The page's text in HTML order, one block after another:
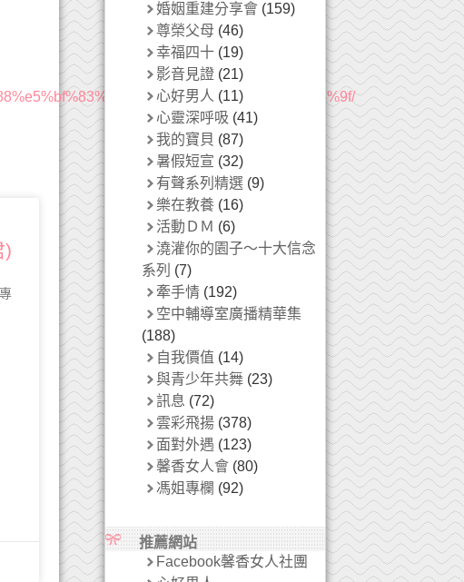
)
婚姻重建分享會(159)
尊榮父母 (46)
幸福四十(19)
影音見證(21)
心好男人 (11)
心靈深呼吸 (41)
我的寶貝 (87)
暑假短宣 (32)
有聲系列精選(9)
樂在教養(16)
活動ＤＭ (6)
澆灌你的園子～十大信念
系列 (7)
牽手情(192)
空中輔導室廣播精華集
(188)
自我價值 (14)
與青少年共舞(23)
訊息 (72)
雲彩飛揚(378)
面對外遇 (123)
馨香女人會(80)
馮姐專欄 (92)
推薦網站
Facebook馨香女人社團